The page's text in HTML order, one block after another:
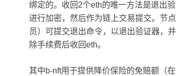
绑定的。收回2个eth的唯一方法是退出
进行加密，然后作为链上交易提交。节
员）可提交退出命令，以退出验证器，
除手续费后收回eth。
其中b-nft用于提供降价保险的免赔额（